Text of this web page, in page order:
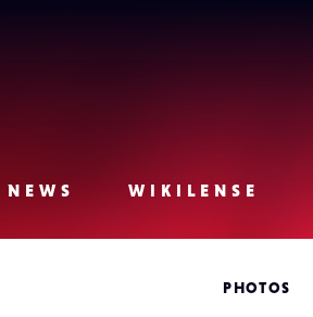
NEWS WIKILENSE
PHOTOS